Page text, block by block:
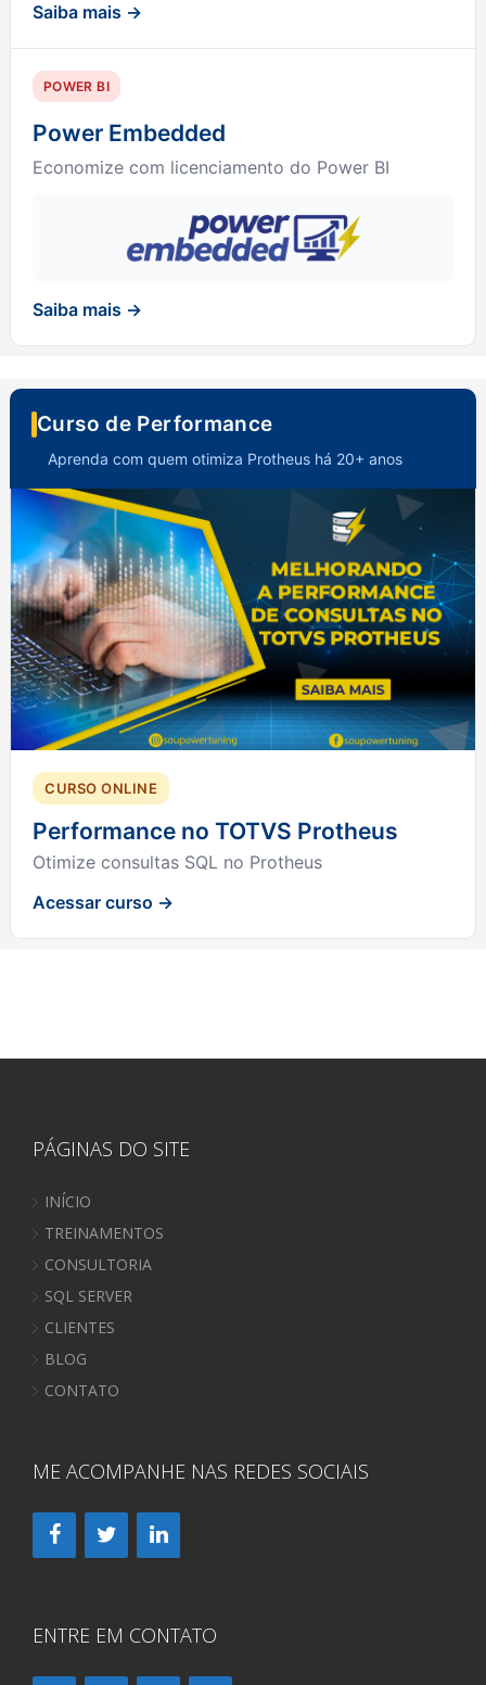
Saiba mais →
POWER BI
Power Embedded
Economize com licenciamento do Power BI
Saiba mais →
Curso de Performance
Aprenda com quem otimiza Protheus há 20+ anos
CURSO ONLINE
Performance no TOTVS Protheus
Otimize consultas SQL no Protheus
Acessar curso →
PÁGINAS DO SITE
INÍCIO
TREINAMENTOS
CONSULTORIA
SQL SERVER
CLIENTES
BLOG
CONTATO
ME ACOMPANHE NAS REDES SOCIAIS
ENTRE EM CONTATO